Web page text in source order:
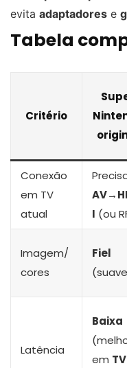
evita adaptadores e
Tabela
Critério
Conexão
em TV
atual
I (ou
Imagem/
cores
Fiel
Latência
Baixa
em